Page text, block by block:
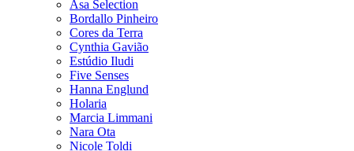
Asa Selection
Bordallo Pinheiro
Cores da Terra
Cynthia Gavião
Estúdio Iludi
Five Senses
Hanna Englund
Holaria
Marcia Limmani
Nara Ota
Nicole Toldi